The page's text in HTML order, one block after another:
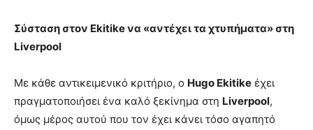
Σύσταση στον Ekitike να «αντέχει τα χτυπήματα» στη
Liverpool
Με κάθε αντικειμενικό κριτήριο, ο Hugo Ekitike έχει
πραγματοποιήσει ένα καλό ξεκίνημα στη Liverpool,
όμως μέρος αυτού που τον έχει κάνει τόσο αγαπητό